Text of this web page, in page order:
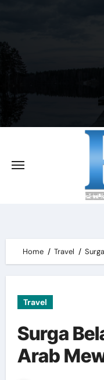
content
Home Travel
Travel
Surga
Arab